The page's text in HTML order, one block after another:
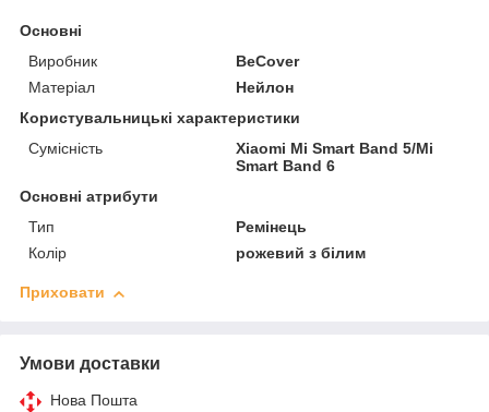
Основні
Виробник
BeCover
Матеріал
Нейлон
Користувальницькі характеристики
Сумісність
Xiaomi Mi Smart Band 5/Mi
Smart Band 6
Основні атрибути
Тип
Ремінець
Колір
рожевий з білим
Приховати
Умови доставки
Нова Пошта